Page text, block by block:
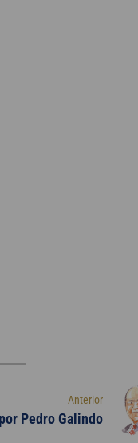
Anterior
Pedro Galindo